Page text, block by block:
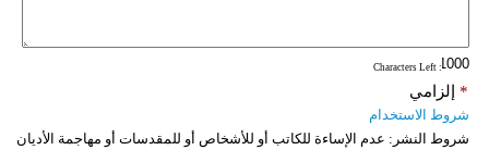
: Characters Left
إلزامي *
شروط الاستخدام
شروط النشر: عدم الإساءة للكاتب أو للأشخاص أو للمقدسات أو مهاجمة الأديان